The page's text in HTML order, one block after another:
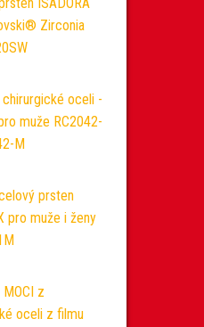
Zirconia
oceli -
muže RC2042-
M
prsten
pro muže i ženy
z
oceli z filmu